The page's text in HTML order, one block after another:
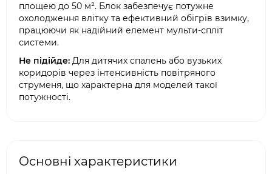
площею до 50 м². Блок забезпечує потужне
охолодження влітку та ефективний обігрів взимку,
працюючи як надійний елемент мульти-спліт
системи.
Не підійде: Для дитячих спалень або вузьких
коридорів через інтенсивність повітряного
струменя, що характерна для моделей такої
потужності.
Основні характеристики